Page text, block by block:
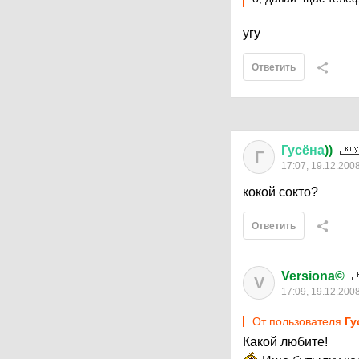
угу
Ответить
Г Гусёна))
17:07, 19.12.2008
кокой сокто?
Ответить
V Versiona©
17:09, 19.12.2008
От пользователя
Какой любите!